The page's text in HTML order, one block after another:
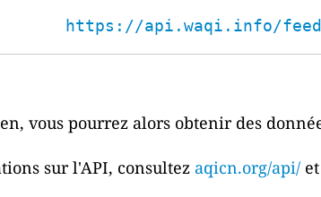
https://api.waqi.info/feed/
vous pourrez alors obtenir des
sur l'API, consultez aqicn.org/api/ et